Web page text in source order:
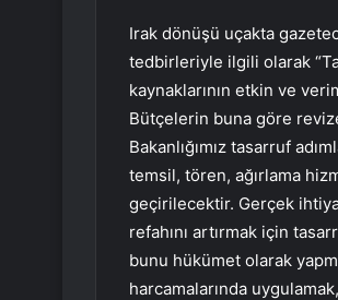
Irak dönüşü uçakta
tedbirleriyle ilgili olarak
kaynaklarının etkin ve
Bütçelerin buna göre
Bakanlığımız tasarruf
temsil, tören, ağırlama
geçirilecektir. Gerçek
refahını artırmak için
bunu hükümet olarak
harcamalarında